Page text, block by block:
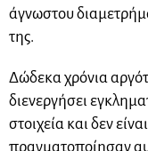
άγνωστου
της.
Δώδεκα χρόνια
διενεργήσει
στοιχεία και δεν
πραγματοποίησαν